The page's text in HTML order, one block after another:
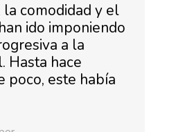
la comodidad y el
ido imponiendo
a la
Hasta hace
poco, este había